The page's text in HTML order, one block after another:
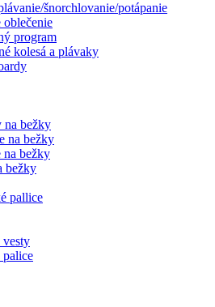
šnorchlovanie/potápanie
oblečenie
program
kolesá a plávaky
na bežky
na bežky
na bežky
bežky
pallice
vesty
palice